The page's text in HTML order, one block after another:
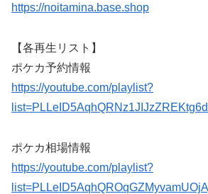
https://noitamina.base.shop
【各再生リスト】
ポケカ予約情報
https://youtube.com/playlist?
ポケカ相場情報
https://youtube.com/playlist?